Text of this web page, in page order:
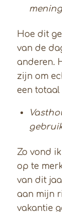
Hoe dit
van de
anderen.
zijn om
een totaal
Zo vond
op te
van dit
aan mijn
vakantie